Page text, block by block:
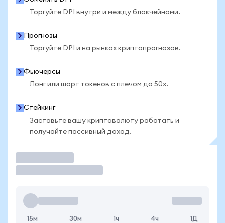
Торгуйте DPI внутри и между блокчейнами.
Прогнозы
Торгуйте DPI и на рынках криптопрогнозов.
Фьючерсы
Лонг или шорт токенов с плечом до 50x.
Стейкинг
Заставьте вашу криптовалюту работать и
получайте пассивный доход.
15м 30м 1ч 4ч 1Д